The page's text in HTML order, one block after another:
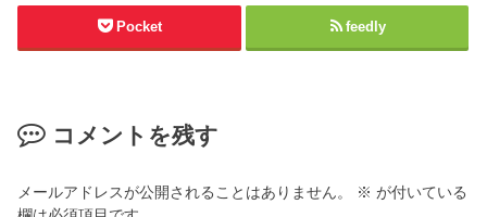
Pocket feedly
コメントを残す
メールアドレスが公開されることはありません。 ※ が付いている